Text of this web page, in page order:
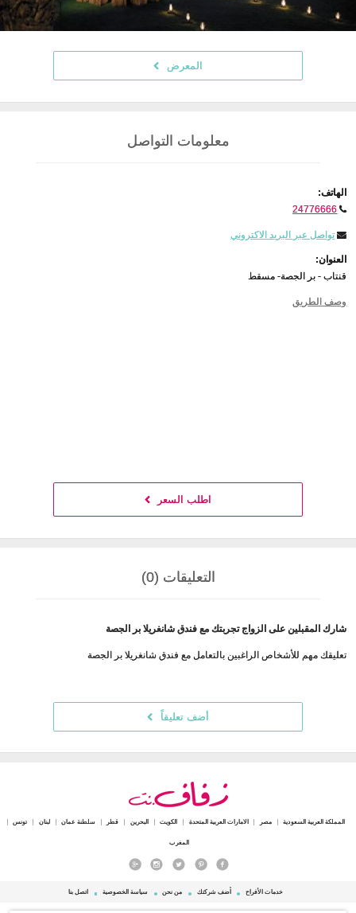
المعرض
معلومات التواصل
الهاتف:
24776666
تواصل عبر البريد الاكتروني
العنوان:
قنتاب - بر الجصة- مسقط
وصف الطريق
اطلب السعر
التعليقات (0)
شارك المقبلين على الزواج تجربتك مع فندق شانغريلا بر الجصة
تعليقك مهم للأشخاص الراغبين بالتعامل مع فندق شانغريلا بر الجصة
أضف تعليقاً
المملكة العربية السعودية مصر الامارات العربية المتحدة الكويت البحرين قطر سلطنة عمان لبنان تونس
المغرب
خدمات الأفراح أضف شركتك من نحن سياسة الخصوصية اتصل بنا